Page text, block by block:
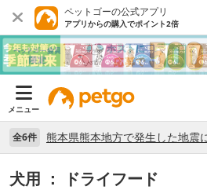
ペットゴーの公式アプリ
アプリからの購入でポイント2倍
メニュー
全6件
犬用 ： ドライフード